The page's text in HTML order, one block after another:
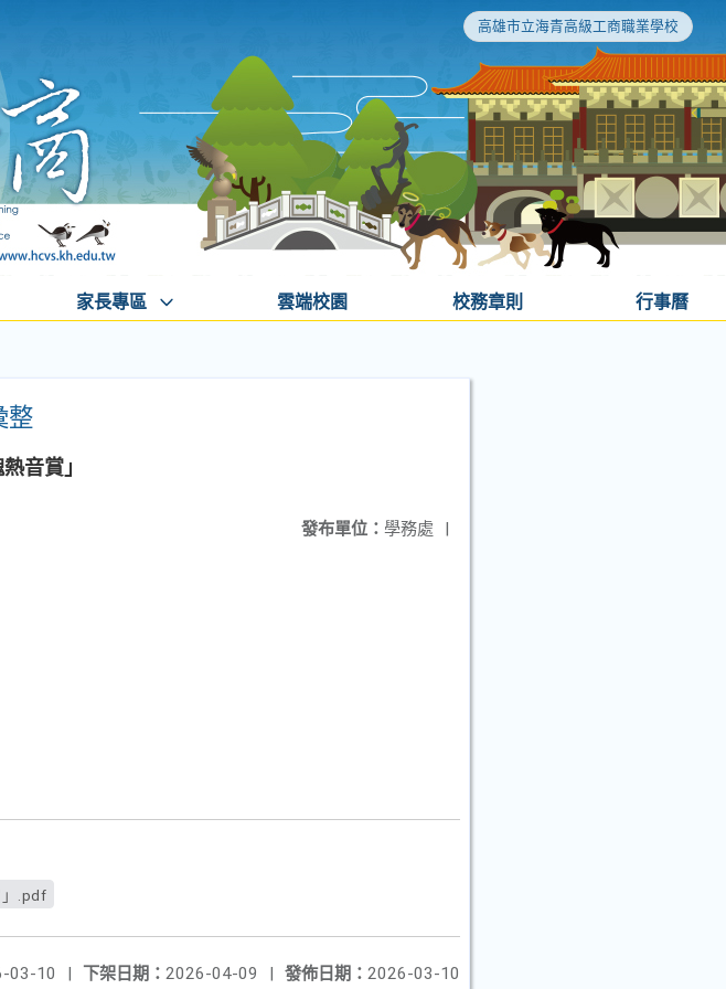
高雄市立海青高級工商職業學校
家長專區 雲端校園 校務章則 行事曆
整
音賞」
發布單位： 學務處 |
.pdf
發佈日期： 2026-03-10
下架日期： 2026-04-09 |
03-10 |